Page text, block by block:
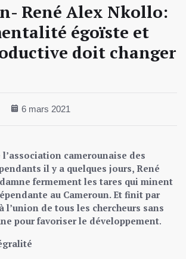
René Alex Nkollo:
égoïste et
doit changer
6 mars 2021
camerounaise des
il y a quelques jours, René
fermement les tares qui minent
au Cameroun. Et finit par
l’union de tous les chercheurs sans
pour favoriser le développement.